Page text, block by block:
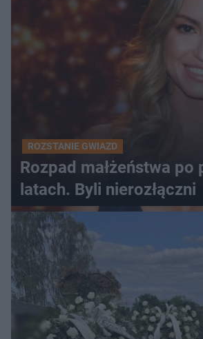
ROZSTANIE GWIAZD
Rozpad małżeństwa po
latach. Byli nierozłączni